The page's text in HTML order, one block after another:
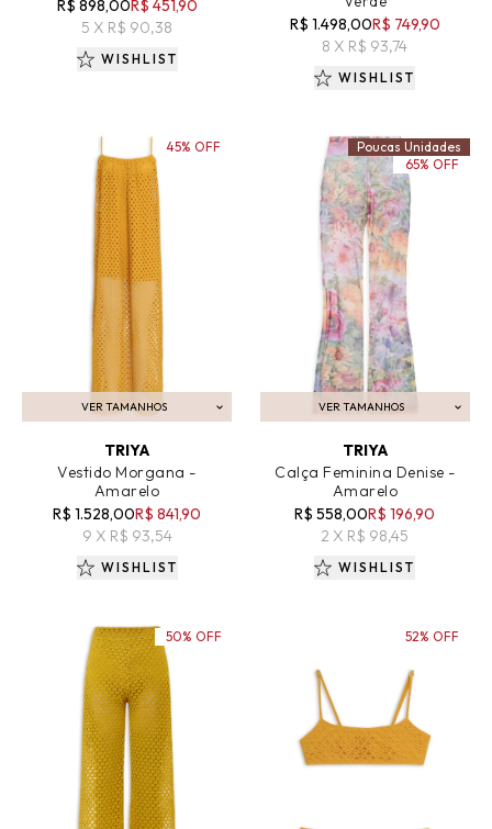
R$ 898,00R$ 451,90
5 X R$ 90,38
WISHLIST
R$ 1.498,00R$ 749,90
8 X R$ 93,74
WISHLIST
VER TAMANHOS
ADICIONAR AO CARRINHO
TRIYA
Vestido Morgana -
Amarelo
R$ 1.528,00R$ 841,90
9 X R$ 93,54
45% OFF
WISHLIST
VER TAMANHOS
ADICIONAR AO CARRINHO
TRIYA
Calça Feminina Denise -
Amarelo
R$ 558,00R$ 196,90
2 X R$ 98,45
Poucas Unidades
65% OFF
WISHLIST
50% OFF 52% OFF